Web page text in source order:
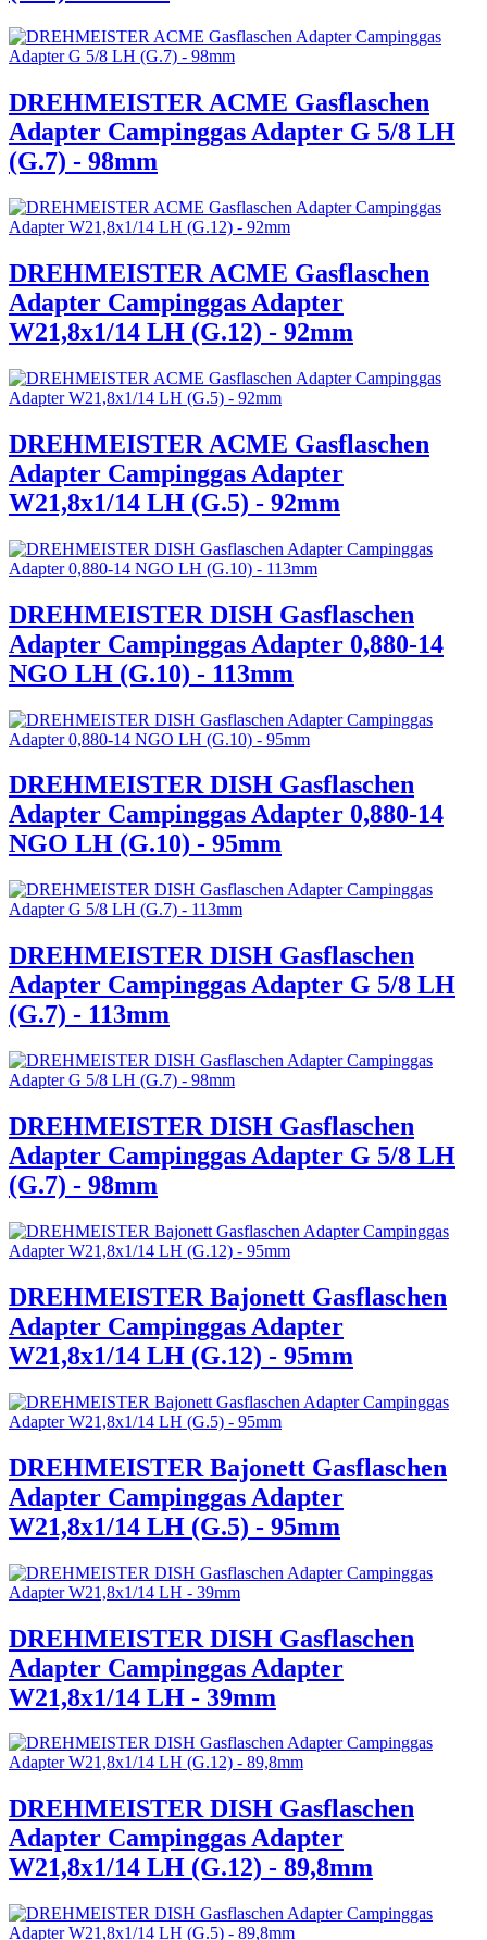
DREHMEISTER ACME Gasflaschen
Adapter Campinggas Adapter G 5/8 LH
(G.7) - 98mm
DREHMEISTER ACME Gasflaschen
Adapter Campinggas Adapter
W21,8x1/14 LH (G.12) - 92mm
DREHMEISTER ACME Gasflaschen
Adapter Campinggas Adapter
W21,8x1/14 LH (G.5) - 92mm
DREHMEISTER DISH Gasflaschen
Adapter Campinggas Adapter 0,880-14
NGO LH (G.10) - 113mm
DREHMEISTER DISH Gasflaschen
Adapter Campinggas Adapter 0,880-14
NGO LH (G.10) - 95mm
DREHMEISTER DISH Gasflaschen
Adapter Campinggas Adapter G 5/8 LH
(G.7) - 113mm
DREHMEISTER DISH Gasflaschen
Adapter Campinggas Adapter G 5/8 LH
(G.7) - 98mm
DREHMEISTER Bajonett Gasflaschen
Adapter Campinggas Adapter
W21,8x1/14 LH (G.12) - 95mm
DREHMEISTER Bajonett Gasflaschen
Adapter Campinggas Adapter
W21,8x1/14 LH (G.5) - 95mm
DREHMEISTER DISH Gasflaschen
Adapter Campinggas Adapter
W21,8x1/14 LH - 39mm
DREHMEISTER DISH Gasflaschen
Adapter Campinggas Adapter
W21,8x1/14 LH (G.12) - 89,8mm